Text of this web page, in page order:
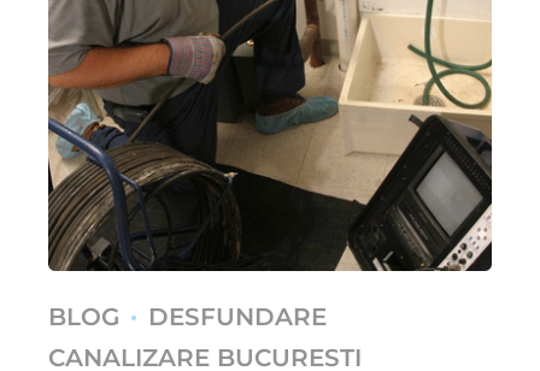
BLOG
DESFUNDARE
CANALIZARE BUCURESTI